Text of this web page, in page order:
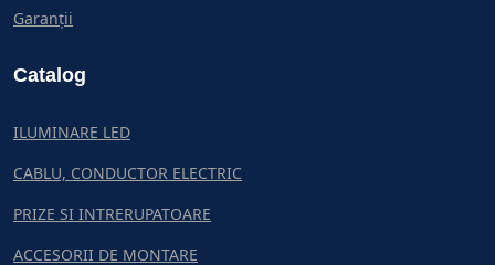
Garanții
Catalog
ILUMINARE LED
CABLU, CONDUCTOR ELECTRIC
PRIZE SI INTRERUPATOARE
ACCESORII DE MONTARE